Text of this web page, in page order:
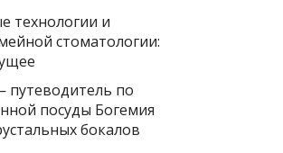
технологии и
стоматологии:
путеводитель по
посуды Богемия
бокалов